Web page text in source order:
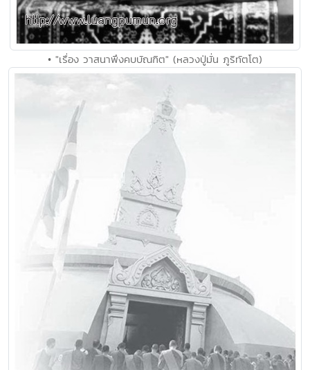
• "เรื่อง วาสนาพึงคบบัณฑิต" (หลวงปู่มั่น ภูริทัตโต)